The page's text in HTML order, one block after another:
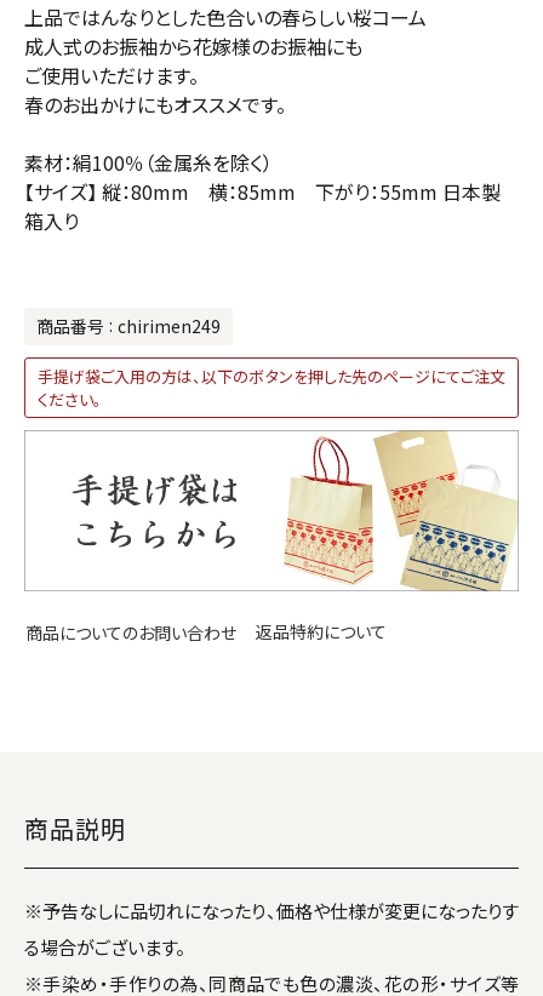
上品ではんなりとした色合いの春らしい桜コーム
成人式のお振袖から花嫁様のお振袖にも
ご使用いただけます。
春のお出かけにもオススメです。
素材：絹100％（金属糸を除く）
【サイズ】 縦：80mm 横：85mm 下がり：55mm 日本製
箱入り
商品番号 chirimen249
手提げ袋ご入用の方は、以下のボタンを押した先のページにてご注文
ください。
商品についてのお問い合わせ 返品特約について
商品説明
※予告なしに品切れになったり、価格や仕様が変更になったりす
る場合がございます。
※手染め・手作りの為、同商品でも色の濃淡、花の形・サイズ等